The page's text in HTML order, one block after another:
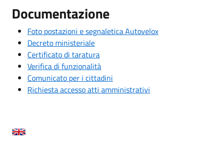
Documentazione
Foto postazioni e segnaletica Autovelox
Decreto ministeriale
Certificato di taratura
Verifica di funzionalità
Comunicato per i cittadini
Richiesta accesso atti amministrativi